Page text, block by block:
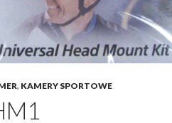
, KAMERY SPORTOWE